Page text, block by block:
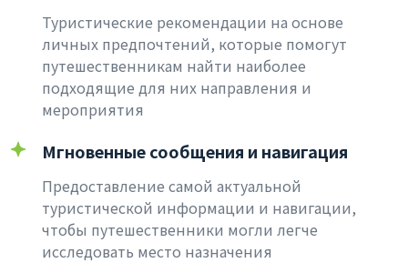
Туристические рекомендации на основе
личных предпочтений, которые помогут
путешественникам найти наиболее
подходящие для них направления и
мероприятия
Мгновенные сообщения и навигация
Предоставление самой актуальной
туристической информации и навигации,
чтобы путешественники могли легче
исследовать место назначения